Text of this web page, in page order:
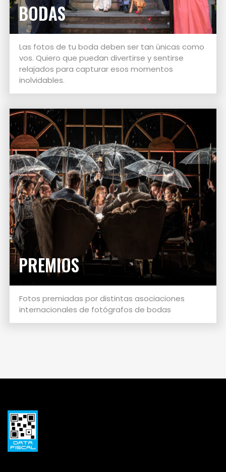
BODAS
Las fotos de tu boda deben ser tan únicas como
vos. Quiero que puedan divertirse y sentirse
relajados para capturar esos momentos
inolvidables.
PREMIOS
Fotos premiadas por distintas asociaciones
internacionales de fotógrafos de bodas